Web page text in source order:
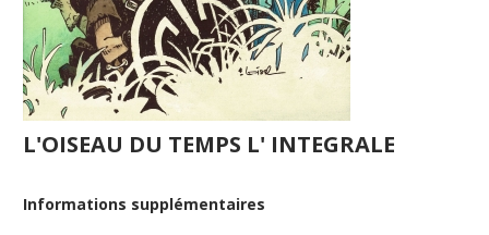
L'OISEAU DU TEMPS L' INTEGRALE
Informations supplémentaires